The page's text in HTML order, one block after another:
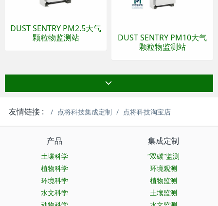
DUST SENTRY PM2.5大气
颗粒物监测站
DUST SENTRY PM10大气
颗粒物监测站
友情链接 : 点将科技集成定制 点将科技淘宝店
产品
土壤科学
植物科学
环境科学
水文科学
集成定制
“双碳”监测
环境观测
植物监测
土壤监测